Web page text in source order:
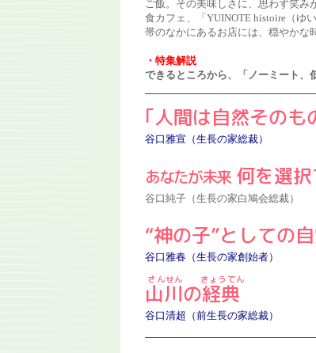
ご飯。その美味しさに、思わず笑み
食カフェ、「YUINOTE histoire（ゆ
帯のなかにあるお店には、穏やかな
・特集解説
できるところから、「ノーミート、
｢人間は自然そのも
谷口雅宣（生長の家総裁）
あなたが未来何を選択
谷口純子（生長の家白鳩会総裁）
“神の子”としての
谷口雅春（生長の家創始者）
山川の経典
谷口清超（前生長の家総裁）